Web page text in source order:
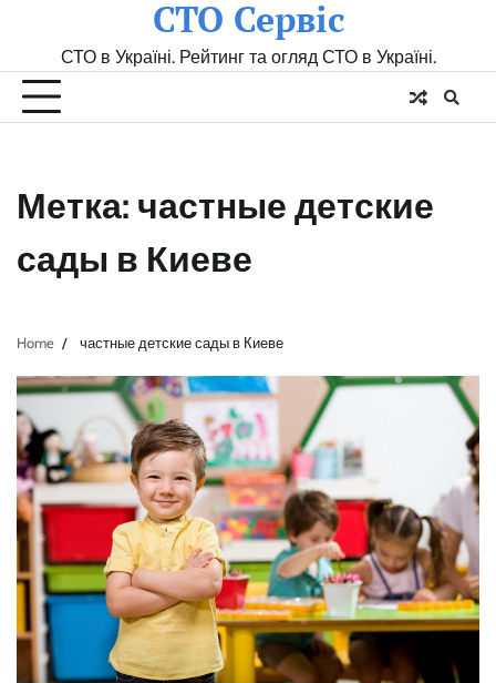
СТО Сервіс
СТО в Україні. Рейтинг та огляд СТО в Україні.
Метка: частные детские
сады в Киеве
Home частные детские сады в Киеве